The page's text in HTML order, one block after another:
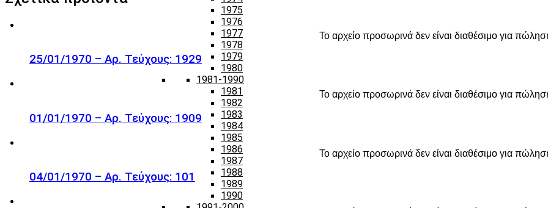
1975
1976
1977
1978
1979
1980
1981-1990
1981
1982
1983
1984
1985
1986
1987
1988
1989
1990
Το αρχείο προσωρινά δεν είναι διαθέσιμο για
25/01/1970 – Αρ. Τεύχους: 1929
Το αρχείο προσωρινά δεν είναι διαθέσιμο για
01/01/1970 – Αρ. Τεύχους: 1909
Το αρχείο προσωρινά δεν είναι διαθέσιμο για
04/01/1970 – Αρ. Τεύχους: 101